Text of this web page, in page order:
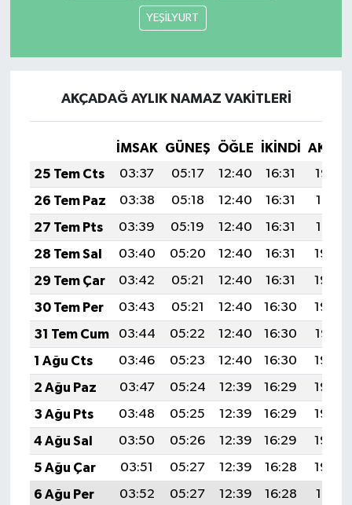
YEŞİLYURT
AKÇADAĞ AYLIK NAMAZ VAKITLERI
İMSAK GÜNEŞ ÖĞLE İKINDI
25 Tem Cts
03:37 05:17 12:40 16:31
19:52
26 Tem Paz
03:38 05:18 12:40 16:31
19:51
27 Tem Pts
03:39 05:19 12:40 16:31
19:51
28 Tem Sal
03:40 05:20 12:40 16:31
19:50
29 Tem Çar
03:42 05:21 12:40 16:31
19:49
30 Tem Per
03:43 05:21 12:40 16:30
19:48
31 Tem Cum
03:44 05:22 12:40 16:30
19:47
1 Ağu Cts
03:46 05:23 12:40 16:30
19:46
2 Ağu Paz
03:47 05:24 12:39 16:29
19:45
3 Ağu Pts
03:48 05:25 12:39 16:29
19:44
4 Ağu Sal
03:50 05:26 12:39 16:29
19:43
5 Ağu Çar
03:51 05:27 12:39 16:28
19:42
6 Ağu Per
03:52 05:27 12:39 16:28
19:41